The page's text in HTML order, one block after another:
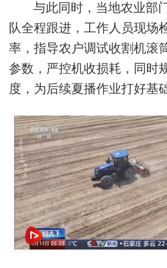
与此同时，当地农业部
队全程跟进，工作人员现场
率，指导农户调试收割机滚
参数，严控机收损耗，同时
度，为后续夏播作业打好基